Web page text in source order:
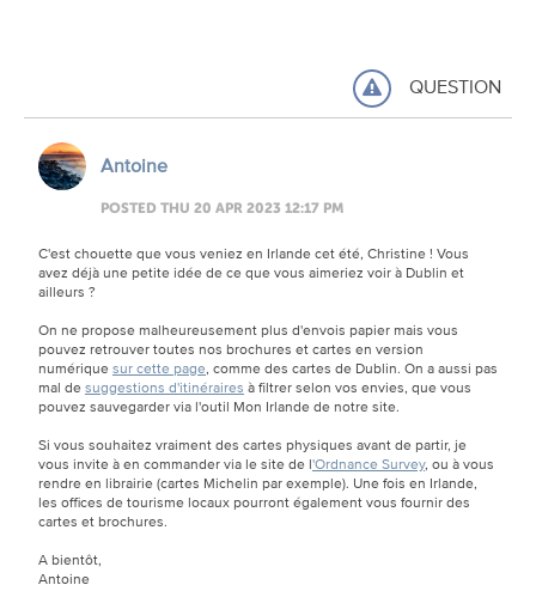
QUESTION
Antoine
POSTED THU 20 APR 2023 12:17 PM
C'est chouette que vous veniez en Irlande cet été, Christine ! Vous
avez déjà une petite idée de ce que vous aimeriez voir à Dublin et
ailleurs ?
On ne propose malheureusement plus d'envois papier mais vous
pouvez retrouver toutes nos brochures et cartes en version
numérique sur cette page, comme des cartes de Dublin. On a aussi pas
mal de suggestions d'itinéraires à filtrer selon vos envies, que vous
pouvez sauvegarder via l'outil Mon Irlande de notre site.
Si vous souhaitez vraiment des cartes physiques avant de partir, je
vous invite à en commander via le site de l'Ordnance Survey, ou à vous
rendre en librairie (cartes Michelin par exemple). Une fois en Irlande,
les offices de tourisme locaux pourront également vous fournir des
cartes et brochures.
A bientôt,
Antoine